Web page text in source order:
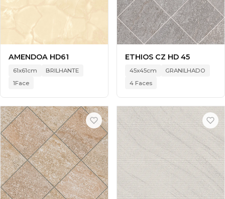
AMENDOA HD61
61x61cm
BRILHANTE
1Face
ETHIOS CZ HD 45
45x45cm
GRANILHADO
4 Faces